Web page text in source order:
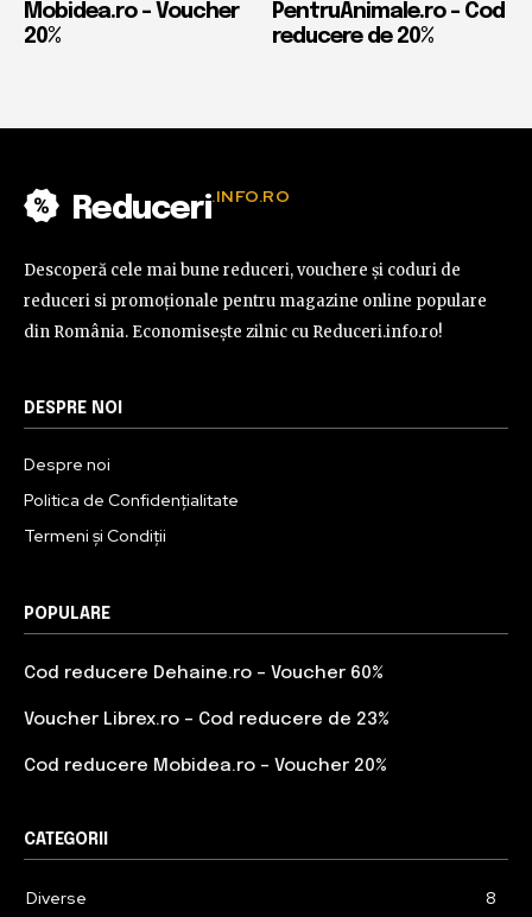
Mobidea.ro – Voucher
20%
PentruAnimale.ro – Cod
reducere de 20%
Reduceri.INFO.RO
Descoperă cele mai bune reduceri, vouchere și coduri de
reduceri si promoționale pentru magazine online populare
din România. Economisește zilnic cu Reduceri.info.ro!
DESPRE NOI
Despre noi
Politica de Confidențialitate
Termeni și Condiții
POPULARE
Cod reducere Dehaine.ro – Voucher 60%
Voucher Librex.ro – Cod reducere de 23%
Cod reducere Mobidea.ro – Voucher 20%
CATEGORII
Diverse 8